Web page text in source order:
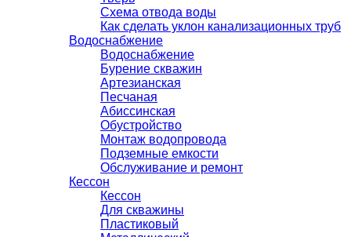
Схема отвода воды
Как сделать уклон канализационных труб
Водоснабжение
Водоснабжение
Бурение скважин
Артезианская
Песчаная
Абиссинская
Обустройство
Монтаж водопровода
Подземные емкости
Обслуживание и ремонт
Кессон
Кессон
Для скважины
Пластиковый